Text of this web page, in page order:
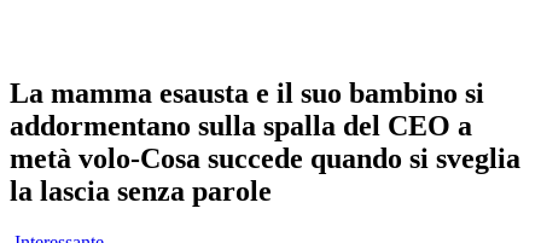
La mamma esausta e il suo bambino si
addormentano sulla spalla del CEO a
metà volo-Cosa succede quando si sveglia
la lascia senza parole